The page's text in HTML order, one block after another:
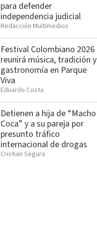
para defender
independencia judicial
Redacción Multimedios
Festival Colombiano 2026
reunirá música, tradición y
gastronomía en Parque
Viva
Eduardo Costa
Detienen a hija de “Macho
Coca” y a su pareja por
presunto tráfico
internacional de drogas
Cristian Segura